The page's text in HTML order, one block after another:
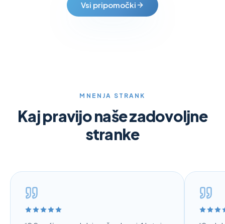
Vsi pripomočki
MNENJA STRANK
Kaj pravijo naše zadovoljne
stranke